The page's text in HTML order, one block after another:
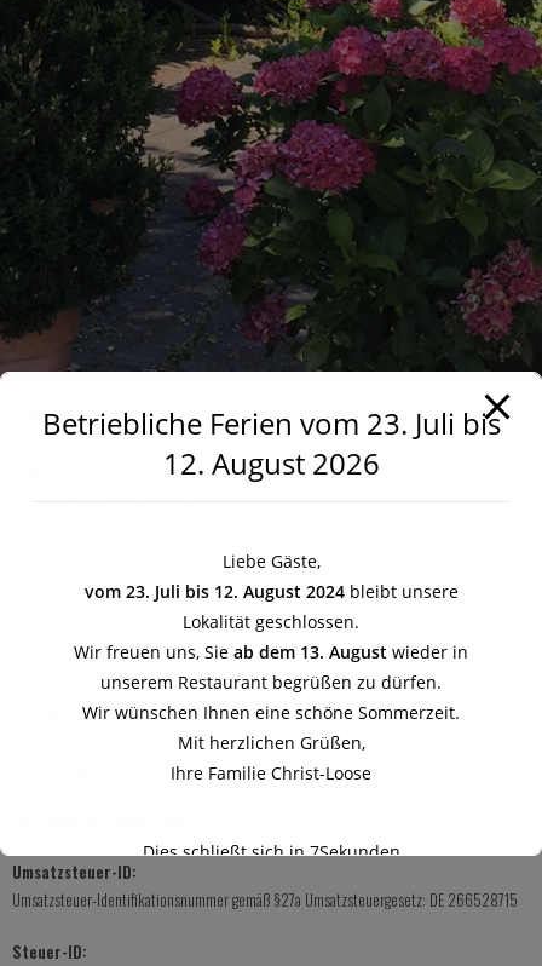
Impressum
46446 Emmerich am Rhein
Vertretungsbefugte und persönlich haftende Gesellschafter
Norbert Loose
altesgasthauschrist@gmail.com
Umsatzsteuer-ID:
Umsatzsteuer-Identifikationsnummer gemäß §27a Umsatzsteuergesetz: DE 266528715
Steuer-ID:
Betriebliche Ferien vom 23. Juli bis
12. August 2026
Liebe Gäste,
vom 23. Juli bis 12. August 2024bleibt unsere
Lokalität geschlossen.
Wir freuen uns, Sie ab dem 13. August wieder in
unserem Restaurant begrüßen zu dürfen.
Wir wünschen Ihnen eine schöne Sommerzeit.
Mit herzlichen Grüßen,
Ihre Familie Christ-Loose
Dies schließt sich in6Sekunden